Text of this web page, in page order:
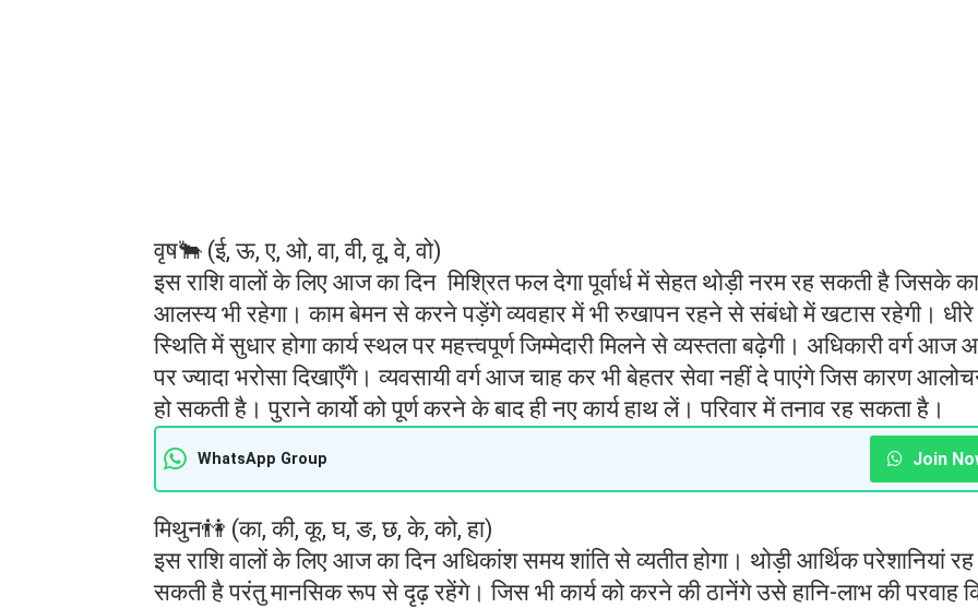
वृष🐂 (ई, ऊ, ए, ओ, वा, वी, वू, वे, वो)
इस राशि वालों के लिए आज का दिन मिश्रित फल देगा पूर्वार्ध में सेहत थोड़ी नरम रह सकती है जिसके
आलस्य भी रहेगा। काम बेमन से करने पड़ेंगे व्यवहार में भी रुखापन रहने से संबंधो में खटास रहेगी। धीरे
स्थिति में सुधार होगा कार्य स्थल पर महत्त्वपूर्ण जिम्मेदारी मिलने से व्यस्तता बढ़ेगी। अधिकारी वर्ग आज
पर ज्यादा भरोसा दिखाएँगे। व्यवसायी वर्ग आज चाह कर भी बेहतर सेवा नहीं दे पाएंगे जिस कारण
हो सकती है। पुराने कार्यो को पूर्ण करने के बाद ही नए कार्य हाथ लें। परिवार में तनाव रह सकता है।
WhatsApp Group Join
मिथुन👫 (का, की, कू, घ, ङ, छ, के, को, हा)
इस राशि वालों के लिए आज का दिन अधिकांश समय शांति से व्यतीत होगा। थोड़ी आर्थिक परेशानियां रह
सकती है परंतु मानसिक रूप से दृढ़ रहेंगे। जिस भी कार्य को करने की ठानेंगे उसे हानि-लाभ की परवाह